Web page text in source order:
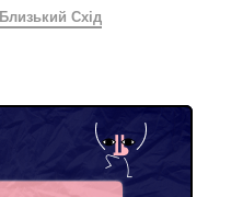
Близький Схід